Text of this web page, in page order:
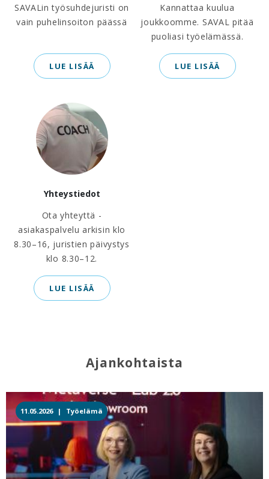
SAVALin työsuhdejuristi on
vain puhelinsoiton päässä
LUE LISÄÄ
Kannattaa kuulua
joukkoomme. SAVAL pitää
puoliasi työelämässä.
LUE LISÄÄ
Yhteystiedot
Ota yhteyttä -
asiakaspalvelu arkisin klo
8.30–16, juristien päivystys
klo 8.30–12.
LUE LISÄÄ
Ajankohtaista
11.05.2026 | Työelämä